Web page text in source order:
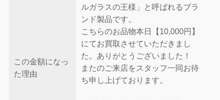
この金額になっ
た理由
ルガラスの王様」と呼ばれるブラ
ンド製品です。
こちらのお品物本日【10,000円】
にてお買取させていただきまし
た。ありがとうございました！
またのご来店をスタッフ一同お待
ち申し上げております。